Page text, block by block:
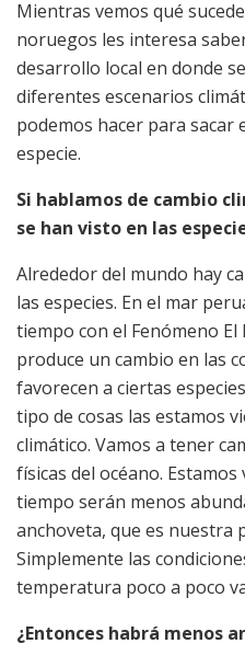
Mientras vemos qué
noruegos les interesa
desarrollo local en donde
diferentes escenarios
podemos hacer para sacar
especie.
Si hablamos de cambio
se han visto en las
Alrededor del mundo hay
las especies. En el mar
tiempo con el Fenómeno
produce un cambio en las
favorecen a ciertas
tipo de cosas las estamos
climático. Vamos a tener
físicas del océano.
tiempo serán menos
anchoveta, que es nuestra
Simplemente las
temperatura poco a poco
¿Entonces habrá menos